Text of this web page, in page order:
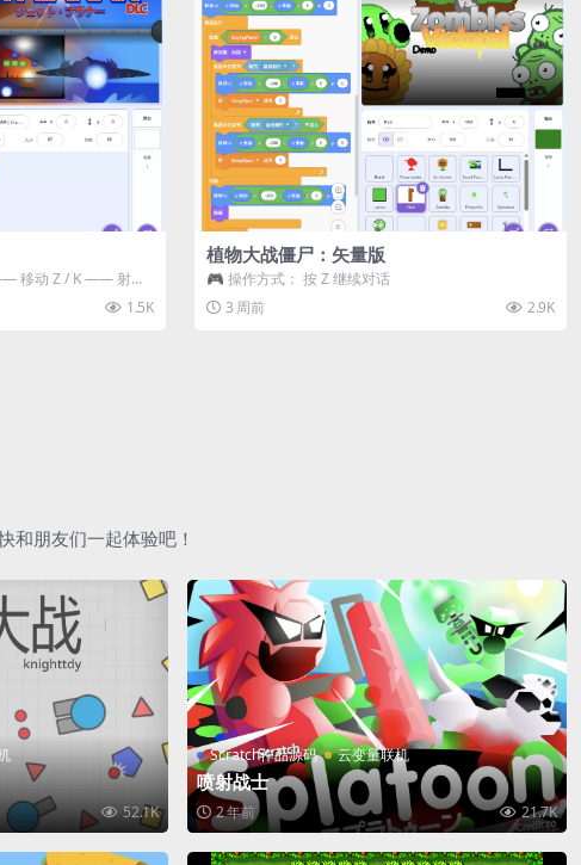
移动 Z / K —— 射击 /
1.5K
植物大战僵尸：矢量版
🎮 操作方式： 按 Z 继续对话
3 周前
2.9K
和朋友们一起体验吧！
52.1K
Scratch作品源码 云变量联机
喷射战士
2 年前 21.7K